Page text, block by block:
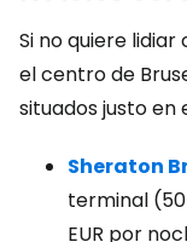
Si no quiere
el centro de
situados justo en
Sheraton
terminal
EUR por